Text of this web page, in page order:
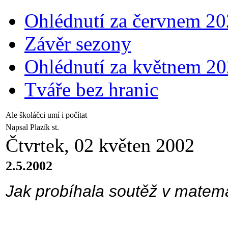
Ohlédnutí za červnem
Závěr sezony
Ohlédnutí za květnem
Tváře bez hranic
Ale školáčci umí i počítat
Napsal Plazík st.
Čtvrtek, 02 květen 2002
2.5.2002
Jak probíhala soutěž v